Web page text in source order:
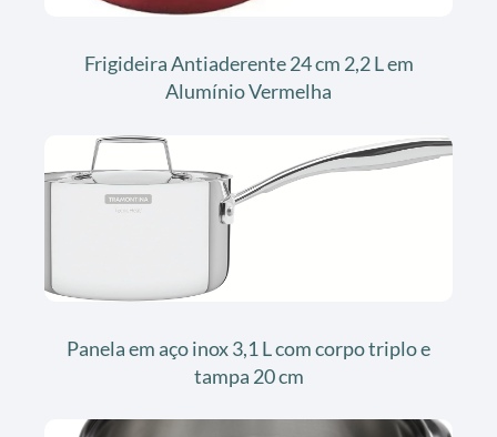
Frigideira Antiaderente 24 cm 2,2 L em
Alumínio Vermelha
Panela em aço inox 3,1 L com corpo triplo e
tampa 20 cm